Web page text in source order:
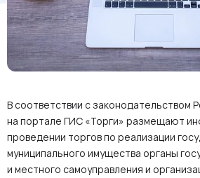
В соответствии с законодательством
на портале ГИС «Торги» размещают
проведении торгов по реализации
муниципального имущества органы
и местного самоуправления и